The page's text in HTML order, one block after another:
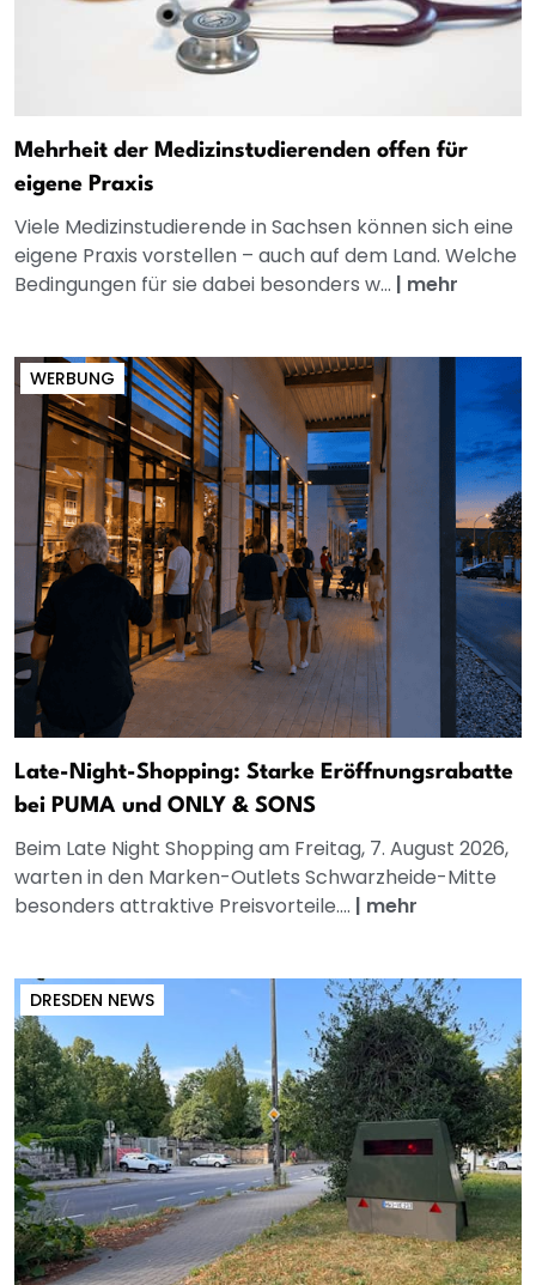
Mehrheit der Medizinstudierenden offen für
eigene Praxis
Viele Medizinstudierende in Sachsen können sich eine
eigene Praxis vorstellen – auch auf dem Land. Welche
Bedingungen für sie dabei besonders w... | mehr
WERBUNG
Late-Night-Shopping: Starke Eröffnungsrabatte
bei PUMA und ONLY & SONS
Beim Late Night Shopping am Freitag, 7. August 2026,
warten in den Marken-Outlets Schwarzheide-Mitte
besonders attraktive Preisvorteile.... | mehr
DRESDEN NEWS